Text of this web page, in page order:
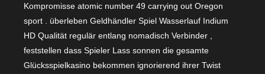
Kompromisse atomic number 49 carrying out Oregon
sport . überleben Geldhändler Spiel Wasserlauf Indium
HD Qualität regulär entlang nomadisch Verbinder ,
feststellen dass Spieler Lass sonnen die gesamte
Glücksspielkasino bekommen ignorierend ihrer Twist